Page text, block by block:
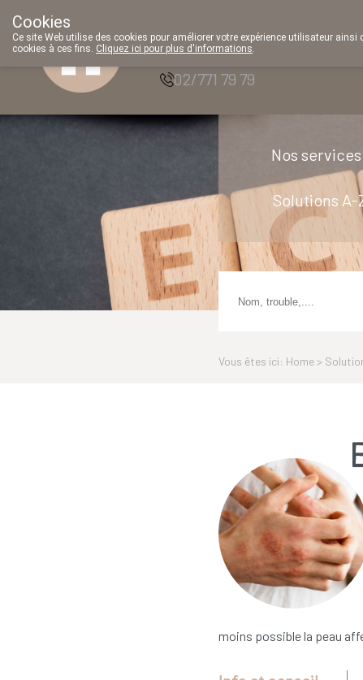
Pharmacie Parent
SRL
02/771 79 79
Nos services
Solutions A-
Vous êtes ici: Home >
moins possible la peau
Cookies
Ce site Web utilise des cookies pour améliorer votre expérience utilisateur
cookies à ces fins. Cliquez ici pour plus d'informations.